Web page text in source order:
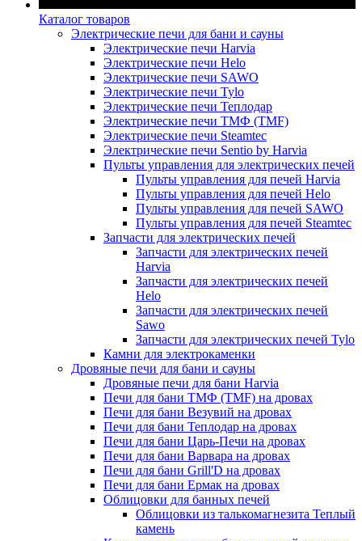
Каталог товаров
Электрические печи для бани и сауны
Электрические печи Harvia
Электрические печи Helo
Электрические печи SAWO
Электрические печи Tylo
Электрические печи Теплодар
Электрические печи ТМФ (TMF)
Электрические печи Steamtec
Электрические печи Sentio by Harvia
Пульты управления для электрических печей
Пульты управления для печей Harvia
Пульты управления для печей Helo
Пульты управления для печей SAWO
Пульты управления для печей Steamtec
Запчасти для электрических печей
Запчасти для электрических печей
Harvia
Запчасти для электрических печей
Helo
Запчасти для электрических печей
Sawo
Запчасти для электрических печей Tylo
Камни для электрокаменки
Дровяные печи для бани и сауны
Дровяные печи для бани Harvia
Печи для бани ТМФ (TMF) на дровах
Печи для бани Везувий на дровах
Печи для бани Теплодар на дровах
Печи для бани Царь-Печи на дровах
Печи для бани Варвара на дровах
Печи для бани Grill'D на дровах
Печи для бани Ермак на дровах
Облицовки для банных печей
Облицовки из талькомагнезита Теплый
камень